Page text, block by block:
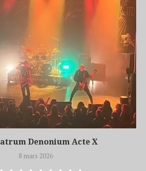
Denonium Acte X
8 mars 2026